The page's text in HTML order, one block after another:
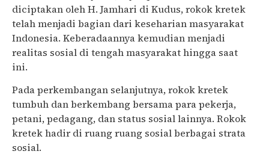
diciptakan oleh H. Jamhari di Kudus, rokok kretek
telah menjadi bagian dari keseharian masyarakat
Indonesia. Keberadaannya kemudian menjadi
realitas sosial di tengah masyarakat hingga saat
ini.
Pada perkembangan selanjutnya, rokok kretek
tumbuh dan berkembang bersama para pekerja,
petani, pedagang, dan status sosial lainnya. Rokok
kretek hadir di ruang ruang sosial berbagai strata
sosial.